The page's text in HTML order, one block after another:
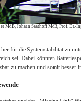
MdB, Johann Saathoff MdB, Prof. Dr.-
für die Systemstabilität zu
sei. Dabei könnten
zu machen und somit besser